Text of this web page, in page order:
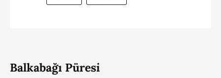
Balkabağı Püresi